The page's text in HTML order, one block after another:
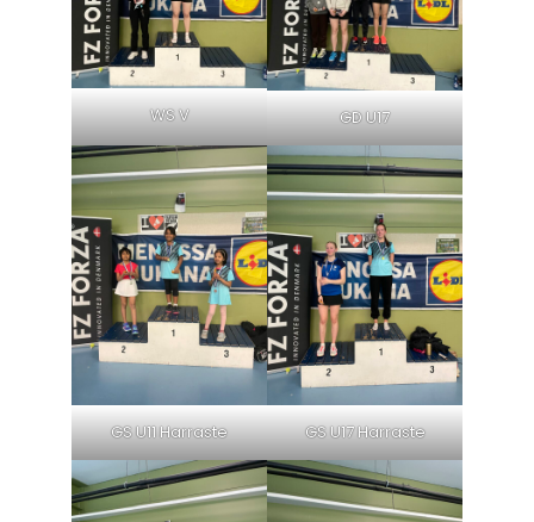
WS V GD U17
GS U11 Harraste GS U17 Harraste